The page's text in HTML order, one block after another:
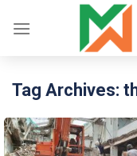
Tag Archives: